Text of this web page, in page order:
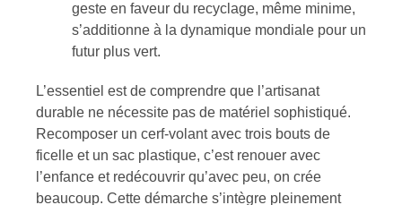
geste en faveur du recyclage, même minime,
s’additionne à la dynamique mondiale pour un
futur plus vert.
L’essentiel est de comprendre que l’artisanat
durable ne nécessite pas de matériel sophistiqué.
Recomposer un cerf-volant avec trois bouts de
ficelle et un sac plastique, c’est renouer avec
l’enfance et redécouvrir qu’avec peu, on crée
beaucoup. Cette démarche s’intègre pleinement